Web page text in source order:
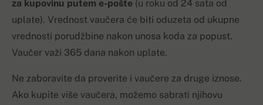
za kupovinu putem e-pošte (u roku od 24 sata od
uplate). Vrednost vaučera će biti oduzeta od ukupne
vrednosti porudžbine nakon unosa koda za popust.
Vaučer važi 365 dana nakon uplate.
Ne zaboravite da proverite i vaučere za druge iznose.
Ako kupite više vaučera, možemo sabrati njihovu